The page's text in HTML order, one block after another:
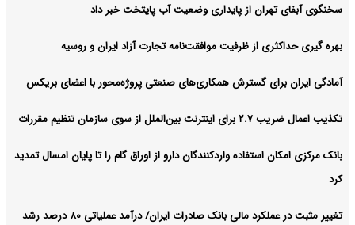
سخنگوی آبفای تهران از پایداری وضعیت آب پایتخت خبر داد
بهره گیری حداکثری از ظرفیت موافقت‌نامه تجارت آزاد ایران و روسیه
آمادگی ایران برای گسترش همکاری‌های صنعتی پروژه‌محور با اعضای بریکس
تکذیب اعمال ضریب ۲.۷ برای اینترنت بین‌الملل از سوی سازمان تنظیم مقررات
بانک مرکزی امکان استفاده واردکنندگان دارو از اوراق گام را تا پایان امسال تمدید
کرد
تغییر مثبت در عملکرد مالی بانک صادرات ایران/ درآمد عملیاتی ۸۰ درصد رشد